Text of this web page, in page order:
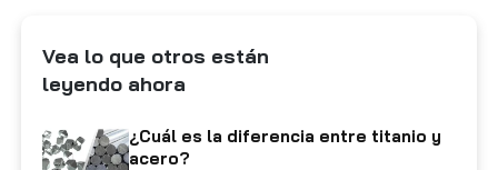
Vea lo que otros están
leyendo ahora
¿Cuál es la diferencia entre titanio y
acero?